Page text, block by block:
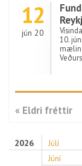
2026
Júlí
Júní
12
jún 20
10.
« Eldri fréttir